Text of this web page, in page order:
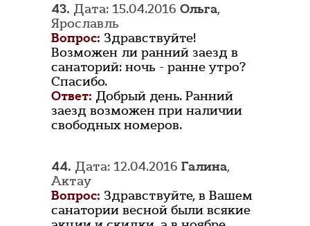
43. Дата: 15.04.2016 Ольга,
Ярославль
Вопрос: Здравствуйте!
Возможен ли ранний заезд в
санаторий: ночь - ранне утро?
Спасибо.
Ответ: Добрый день. Ранний
заезд возможен при наличии
свободных номеров.
44. Дата: 12.04.2016 Галина,
Актау
Вопрос: Здравствуйте, в Вашем
санатории весной были всякие